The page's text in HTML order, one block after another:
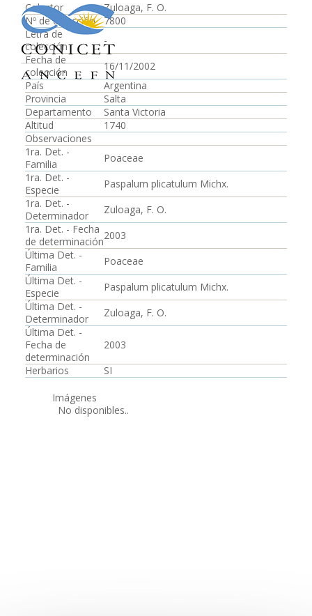
Colector
Zuloaga, F. O.
Nº de colección
7800
Letra de
colección
-
Fecha de
colección
16/11/2002
País
Argentina
Provincia
Salta
Departamento
Santa Victoria
Altitud
1740
Observaciones
1ra. Det. -
Familia
Poaceae
1ra. Det. -
Especie
Paspalum plicatulum Michx.
1ra. Det. -
Determinador
Zuloaga, F. O.
1ra. Det. - Fecha
de determinación2003
Última Det. -
Familia
Poaceae
Última Det. -
Especie
Paspalum plicatulum Michx.
Última Det. -
Determinador
Zuloaga, F. O.
Última Det. -
Fecha de
determinación
2003
Herbarios
SI
Imágenes
No disponibles..